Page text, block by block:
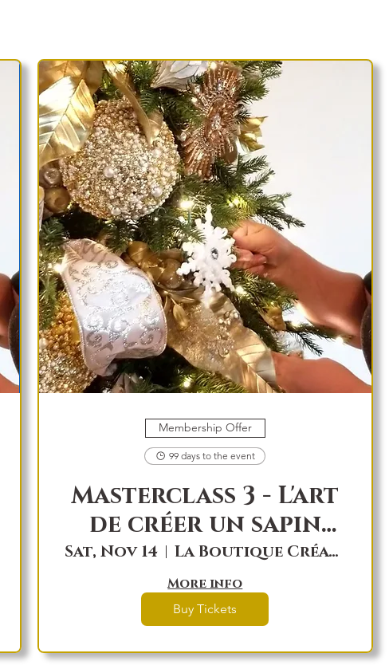
Membership Offer
99 days to the event
Masterclass 3 - L'art
de créer un sapin
Féérik!
Sat, Nov 14 La Boutique Créations Féérik, local 7
More info
Buy Tickets